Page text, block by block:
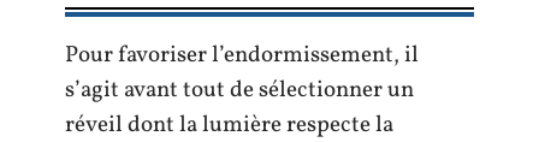
Pour favoriser l’endormissement, il
s’agit avant tout de sélectionner un
réveil dont la lumière respecte la